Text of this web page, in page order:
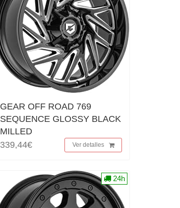
GEAR OFF ROAD 769
SEQUENCE GLOSSY BLACK
MILLED
339,44€
Ver detalles
24h